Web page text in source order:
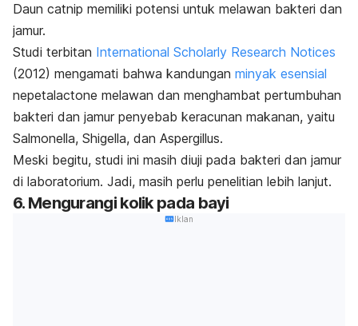
Daun catnip memiliki potensi untuk melawan bakteri dan
jamur.
Studi terbitan International Scholarly Research Notices
(2012) mengamati bahwa kandungan minyak esensial
nepetalactone melawan dan menghambat pertumbuhan
bakteri dan jamur penyebab keracunan makanan, yaitu
Salmonella, Shigella, dan Aspergillus.
Meski begitu, studi ini masih diuji pada bakteri dan jamur
di laboratorium. Jadi, masih perlu penelitian lebih lanjut.
6. Mengurangi kolik pada bayi
Iklan